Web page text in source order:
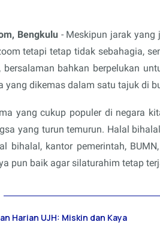
Bengkulu - Meskipun jarak yang
tetapi tetap tidak sebahagia,
bersalaman bahkan berpelukan
yang dikemas dalam satu tajuk di
yang cukup populer di negara
yang turun temurun. Halal
bihalal, kantor pemerintah,
pun baik agar silaturahim tetap
Harian UJH: Miskin dan Kaya